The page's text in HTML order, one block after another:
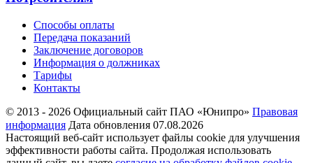
Способы оплаты
Передача показаний
Заключение договоров
Информация о должниках
Тарифы
Контакты
© 2013 - 2026 Официальный сайт ПАО «Юнипро» Правовая
информация Дата обновления 07.08.2026
Настоящий веб-сайт использует файлы cookie для улучшения
эффективности работы сайта. Продолжая использовать